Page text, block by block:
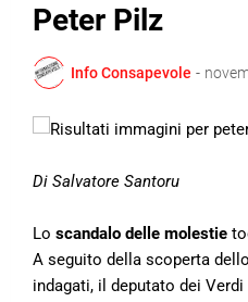
Peter Pilz
Info Consapevole -
Di Salvatore Santoru
Lo scandalo delle molestie
A seguito della scoperta
indagati, il deputato dei Verdi